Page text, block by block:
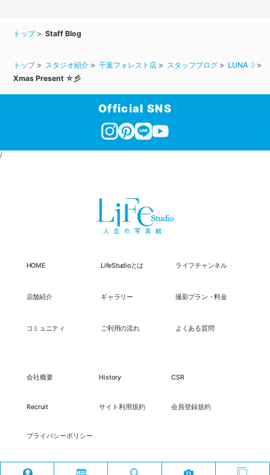
トップ Staff Blog
トップ スタジオ紹介 千葉フォレスト店 スタッフブログ
LUNA☽
Xmas Present ☆彡
Official SNS
/
HOME LifeStudioとは ライフチャンネル
店舗紹介 ギャラリー 撮影プラン・料金
コミュニティ ご利用の流れ よくある質問
会社概要 History CSR
Recruit サイト利用規約 会員登録規約
プライバシーポリシー